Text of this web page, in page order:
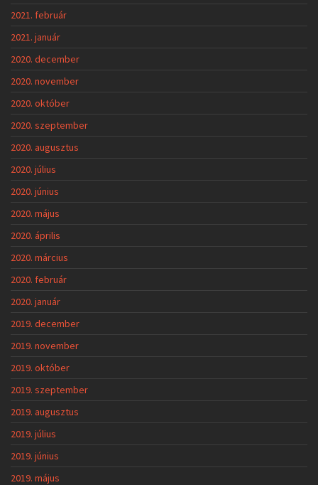
2021. február
2021. január
2020. december
2020. november
2020. október
2020. szeptember
2020. augusztus
2020. július
2020. június
2020. május
2020. április
2020. március
2020. február
2020. január
2019. december
2019. november
2019. október
2019. szeptember
2019. augusztus
2019. július
2019. június
2019. május